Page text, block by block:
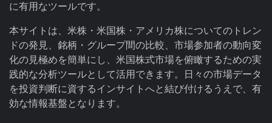
に有用なツールです。
本サイトは、米株・米国株・アメリカ株についてのトレン
ドの発見、銘柄・グループ間の比較、市場参加者の動向変
化の見極めを簡単にし、米国株式市場を俯瞰するための実
践的な分析ツールとして活用できます。日々の市場データ
を投資判断に資するインサイトへと結び付けるうえで、有
効な情報基盤となります。